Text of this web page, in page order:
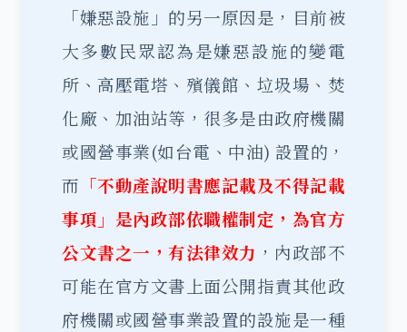
「嫌惡設施」的另一原因是，目前被
大多數民眾認為是嫌惡設施的變電
所、高壓電塔、殯儀館、垃圾場、焚
化廠、加油站等，很多是由政府機關
或國營事業(如台電、中油) 設置的，
而 「不動產說明書應記載及不得記載
事項」是內政部依職權制定，為官方
公文書之一，有法律效力 ，內政部不
可能在官方文書上面公開指責其他政
府機關或國營事業設置的設施是一種